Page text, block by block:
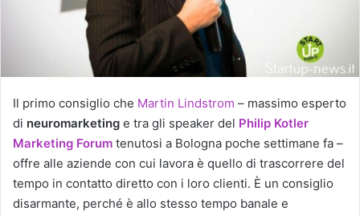
Il primo consiglio che Martin Lindstrom – massimo esperto
di neuromarketing e tra gli speaker del Philip Kotler
Marketing Forum tenutosi a Bologna poche settimane fa –
offre alle aziende con cui lavora è quello di trascorrere del
tempo in contatto diretto con i loro clienti. È un consiglio
disarmante, perché è allo stesso tempo banale e